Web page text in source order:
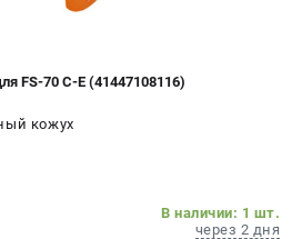
FS-70 C-E (41447108116)
кожух
В наличии: 1 шт.
через 2 дня